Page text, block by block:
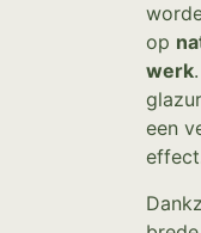
op
werk
een